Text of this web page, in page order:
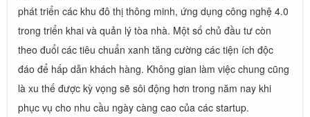
phát triển các khu đô thị thông minh, ứng dụng công nghệ 4.0
trong triển khai và quản lý tòa nhà. Một số chủ đầu tư còn
theo đuổi các tiêu chuẩn xanh tăng cường các tiện ích độc
đáo để hấp dẫn khách hàng. Không gian làm việc chung cũng
là xu thế được kỳ vọng sẽ sôi động hơn trong năm nay khi
phục vụ cho nhu cầu ngày càng cao của các startup.